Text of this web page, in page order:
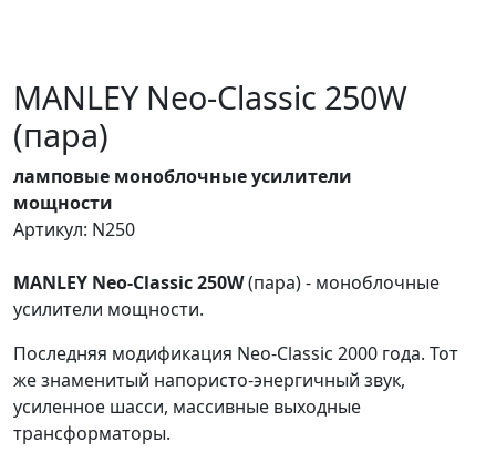
MANLEY Neo-Classic 250W
(пара)
ламповые моноблочные усилители
мощности
Артикул: N250
MANLEY Neo-Classic 250W(пара) - моноблочные
усилители мощности.
Последняя модификация Neo-Classic 2000 года. Тот
же знаменитый напористо-энергичный звук,
усиленное шасси, массивные выходные
трансформаторы.